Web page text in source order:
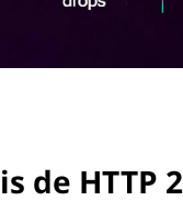
de HTTP